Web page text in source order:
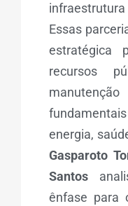
Essas
estratégica
recursos
energia,
Gasparoto
Santos
ênfase para